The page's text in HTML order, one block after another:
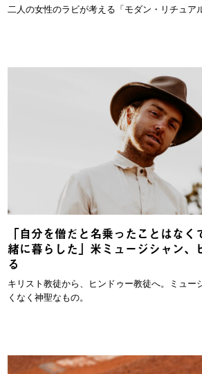
二人の女性のラビが考える「モダン・リチュア
「自分を僧だと名乗ったことはな
緒に暮らした」米ミュージシャン、
る
キリスト教徒から、ヒンドゥー教徒へ。ミュー
くなく神聖なもの。